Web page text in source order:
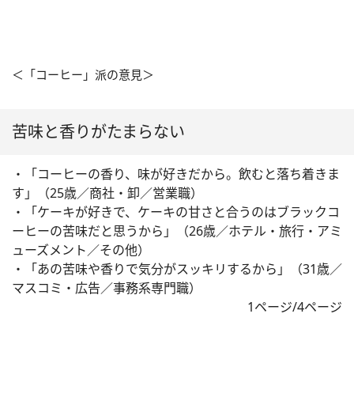
＜「コーヒー」派の意見＞
苦味と香りがたまらない
・「コーヒーの香り、味が好きだから。飲むと落ち着きま
す」（25歳／商社・卸／営業職）
・「ケーキが好きで、ケーキの甘さと合うのはブラックコ
ーヒーの苦味だと思うから」（26歳／ホテル・旅行・アミ
ューズメント／その他）
・「あの苦味や香りで気分がスッキリするから」（31歳／
マスコミ・広告／事務系専門職）
1ページ/4ページ